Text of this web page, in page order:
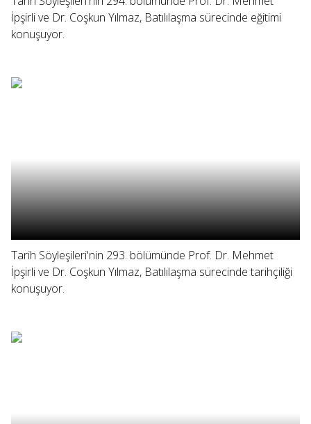
İpşirli ve Dr. Coşkun Yılmaz, Batılılaşma sürecinde eğitimi
konuşuyor.
Tarih Söyleşileri'nin 293. bölümünde Prof. Dr. Mehmet
İpşirli ve Dr. Coşkun Yılmaz, Batılılaşma sürecinde tarihçiliği
konuşuyor.